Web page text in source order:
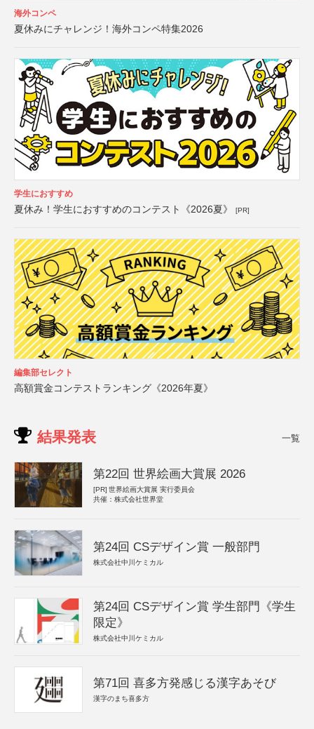
海外コンペ
夏休みにチャレンジ！海外コンペ特集2026
学生におすすめ
夏休み！学生におすすめのコンテスト《2026夏》 [PR]
編集部セレクト
高額賞金コンテストランキング《2026年夏》
結果発表 一覧
第22回 世界絵画大賞展 2026
[PR] 世界絵画大賞展 実行委員会
共催：株式会社世界堂
第24回 CSデザイン賞 一般部門
株式会社中川ケミカル
第24回 CSデザイン賞 学生部門《学生
限定》
株式会社中川ケミカル
第71回 喜多方発感じる漢字あそび
漢字のまち喜多方